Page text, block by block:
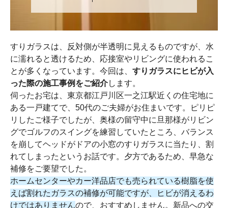
すりガラスは、反対側が半透明に見えるものですが、水
に濡れると透けるため、応接室やリビングに使われるこ
とが多くなっています。今回は、 すりガラスにヒビが入
った際の施工事例をご紹介します。
伺ったお宅は、東京都江戸川区一之江駅近くの住宅地に
ある一戸建てで、50代のご夫婦がお住まいです。ピリピ
リしたご様子でしたが、奥様の留守中に旦那様がリビン
グでゴルフのスイングを練習していたところ、バランス
を崩してヘッドがドアの小窓のすりガラスに当たり、割
れてしまったというお話です。夕方であるため、早急な
補修をご要望でした。
ホームセンターやカー洋品店でも売られている樹脂を使
えば割れたガラスの補修が可能ですが、ヒビが消えるわ
けではありませんので、おすすめしません。新品への交